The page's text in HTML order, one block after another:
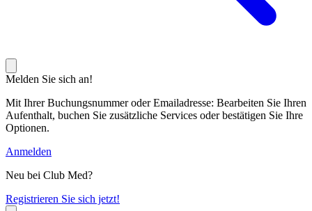
Melden Sie sich an!
Mit Ihrer Buchungsnummer oder Emailadresse: Bearbeiten Sie Ihren
Aufenthalt, buchen Sie zusätzliche Services oder bestätigen Sie Ihre
Optionen.
Anmelden
Neu bei Club Med?
Registrieren Sie sich jetzt!